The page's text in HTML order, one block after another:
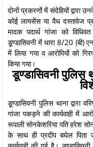
दोनों प्रकरणों में संदेहियों
कोई लायसेंस या वैध दस्तावेज
मादक पदार्थ गांजा को
डूण्डासिवनी में धारा 8/20 (बी)
में लिया गया व आरोपियों को
किया गया।
डूण्डासिवनी पुलिस
डूण्डासिवनी पुलिस थाना द्वारा
गांजा पकड़ने की कार्यवाही में
रूपाली सोनकेशरिया पति हरेश
के साथ ही प्रदीप बघेल पिता